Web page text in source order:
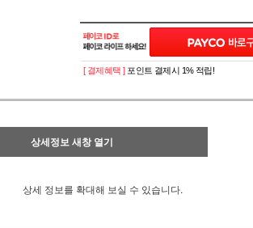
[ 결제혜택 ] 포인트 결제시 1% 적립!
상세정보 새창 열기
상세 정보를 확대해 보실 수 있습니다.